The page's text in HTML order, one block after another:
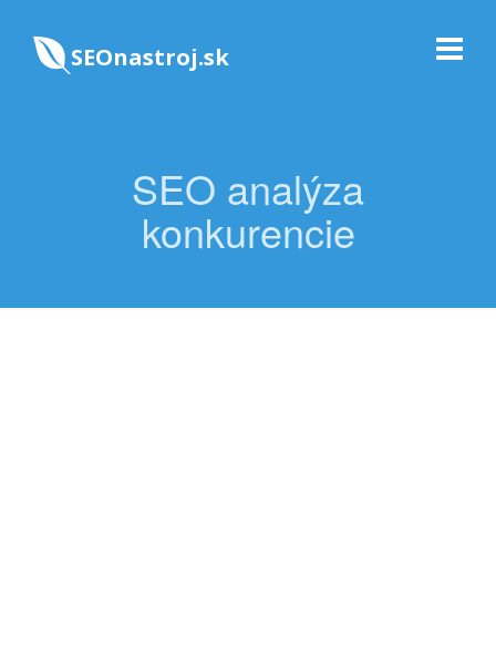
SEOnastroj.sk
SEO analýza
konkurencie